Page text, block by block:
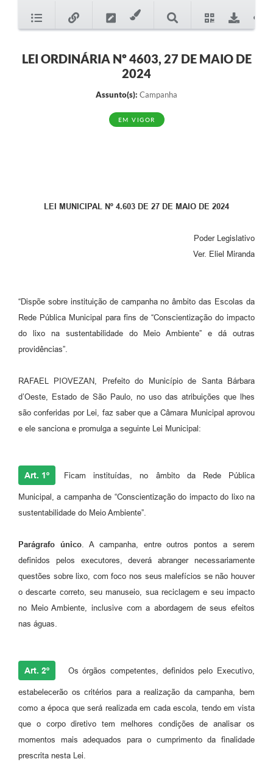
Legislação
Publicidade
Principal
Notícias
Galeria de Vídeos
Legislação
Enquete
Contato
Plano Municipal de Segurança Pública
Plano de Contratações Anuais
LEI ORDINÁRIA Nº 4603, 27 DE MAIO DE
2024
Assunto(s): Campanha
EM VIGOR
LEI MUNICIPAL Nº 4.603 DE 27 DE MAIO DE 2024
Poder Legislativo
Ver. Eliel Miranda
“Dispõe sobre instituição de campanha no âmbito das Escolas da
Rede Pública Municipal para fins de “Conscientização do impacto
do lixo na sustentabilidade do Meio Ambiente” e dá outras
providências”.
RAFAEL PIOVEZAN, Prefeito do Município de Santa Bárbara
d’Oeste, Estado de São Paulo, no uso das atribuições que lhes
são conferidas por Lei, faz saber que a Câmara Municipal aprovou
e ele sanciona e promulga a seguinte Lei Municipal:
Art. 1º Ficam instituídas, no âmbito da Rede Pública
Municipal, a campanha de “Conscientização do impacto do lixo na
sustentabilidade do Meio Ambiente”.
Parágrafo único. A campanha, entre outros pontos a serem
definidos pelos executores, deverá abranger necessariamente
questões sobre lixo, com foco nos seus malefícios se não houver
o descarte correto, seu manuseio, sua reciclagem e seu impacto
no Meio Ambiente, inclusive com a abordagem de seus efeitos
nas águas.
Art. 2º Os órgãos competentes, definidos pelo Executivo,
estabelecerão os critérios para a realização da campanha, bem
como a época que será realizada em cada escola, tendo em vista
que o corpo diretivo tem melhores condições de analisar os
momentos mais adequados para o cumprimento da finalidade
prescrita nesta Lei.